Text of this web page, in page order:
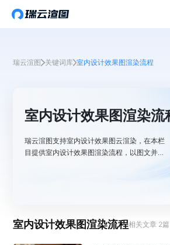
瑞云渲图 关键词库 室内设计效果图渲染流程
室内设计效果图渲染流
瑞云渲图支持室内设计效果图云渲染，在本栏
目提供室内设计效果图渲染流程，以图文并茂
轻松掌握渲染核心操作。
室内设计效果图渲染流程相关文章 2篇